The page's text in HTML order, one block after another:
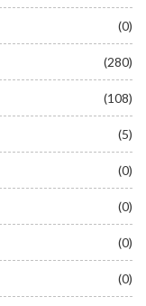
(0)
(280)
(108)
(5)
(0)
(0)
(0)
(0)